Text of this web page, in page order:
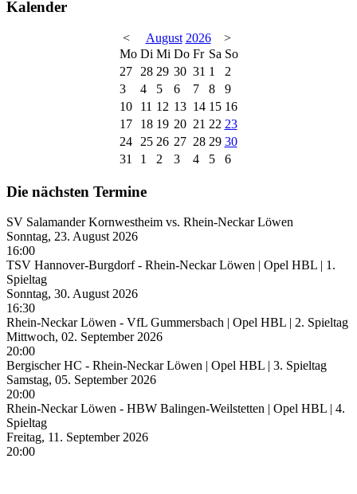
Kalender
< August 2026
>
Mo Di Mi Do Fr Sa So
27
28 29 30 31 1
2
3
4 5 6 7 8
9
10
11 12 13 14 15 16
17
18 19 20 21 22 23
24
25 26 27 28 29 30
31
1 2 3 4 5 6
Die nächsten Termine
SV Salamander Kornwestheim vs. Rhein-Neckar Löwen
Sonntag, 23. August 2026
16:00
TSV Hannover-Burgdorf - Rhein-Neckar Löwen | Opel HBL | 1.
Spieltag
Sonntag, 30. August 2026
16:30
Rhein-Neckar Löwen - VfL Gummersbach | Opel HBL | 2. Spieltag
Mittwoch, 02. September 2026
20:00
Bergischer HC - Rhein-Neckar Löwen | Opel HBL | 3. Spieltag
Samstag, 05. September 2026
20:00
Rhein-Neckar Löwen - HBW Balingen-Weilstetten | Opel HBL | 4.
Spieltag
Freitag, 11. September 2026
20:00